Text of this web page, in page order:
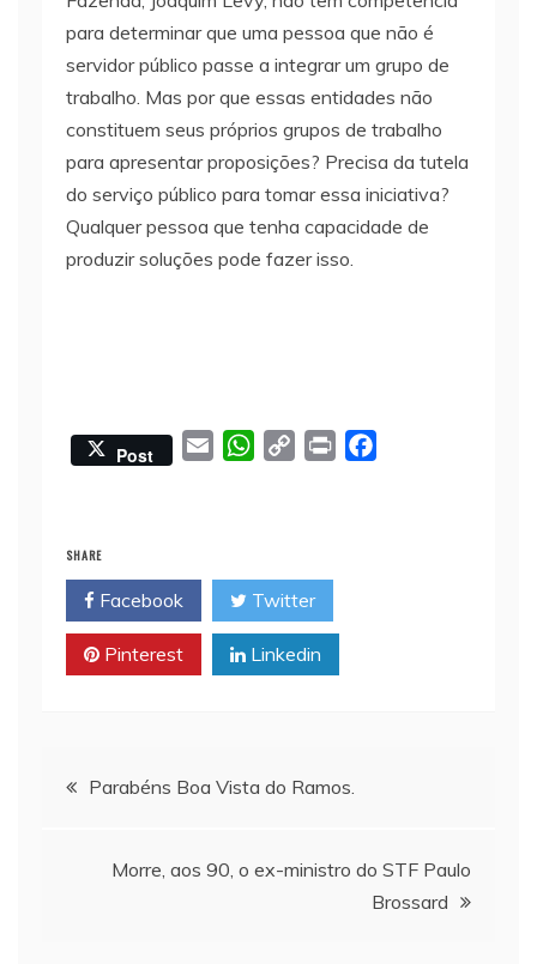
para determinar que uma pessoa que não é
servidor público passe a integrar um grupo de
trabalho. Mas por que essas entidades não
constituem seus próprios grupos de trabalho
para apresentar proposições? Precisa da tutela
do serviço público para tomar essa iniciativa?
Qualquer pessoa que tenha capacidade de
produzir soluções pode fazer isso.
Post
W
A
p
p
i
n
k
SHARE
Facebook Twitter
Pinterest Linkedin
Navegação
Parabéns Boa Vista do Ramos.
Morre, aos 90, o ex-ministro do STF Paulo
Brossard